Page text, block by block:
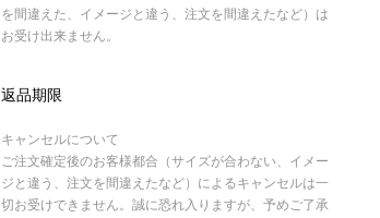
を間違えた、イメージと違う、注文を間違えたなど）は
お受け出来ません。
返品期限
キャンセルについて
ご注文確定後のお客様都合（サイズが合わない、イメー
ジと違う、注文を間違えたなど）によるキャンセルは一
切お受けできません。誠に恐れ入りますが、予めご了承